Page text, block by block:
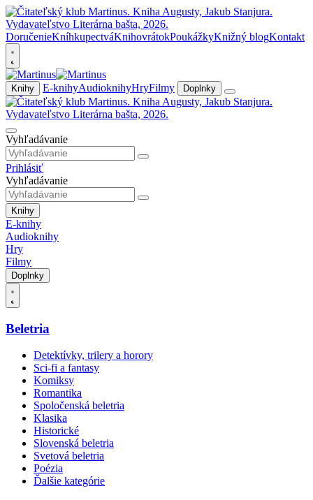
DoručenieKníhkupectváKnihovrátokPoukážkyKnižný blogKontakt
Knihy E-knihyAudioknihyHryFilmy Doplnky
Vyhľadávanie
Prihlásiť
Vyhľadávanie
Knihy
E-knihy
Audioknihy
Hry
Filmy
Doplnky
Beletria
Detektívky, trilery a horory
Sci-fi a fantasy
Komiksy
Romantika
Spoločenská beletria
Klasika
Historické
Slovenská beletria
Svetová beletria
Poézia
Ďalšie kategórie